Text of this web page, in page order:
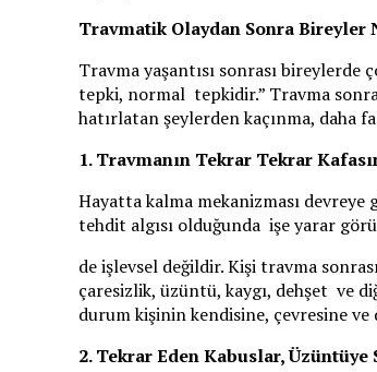
Travmatik Olaydan Sonra Bireyler
Travma yaşantısı sonrası
tepki, normal tepkidir.” Travma
hatırlatan şeylerden kaçınma, daha
1. Travmanın Tekrar Tekrar
Hayatta kalma mekanizması
tehdit algısı olduğunda işe yarar
de işlevsel değildir. Kişi travma
çaresizlik, üzüntü, kaygı, dehşet ve
durum kişinin kendisine, çevresine
2. Tekrar Eden Kabuslar,